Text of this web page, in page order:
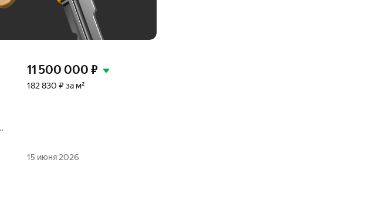
11 500 000 ₽
182 830 ₽ за м²
15 июня 2026